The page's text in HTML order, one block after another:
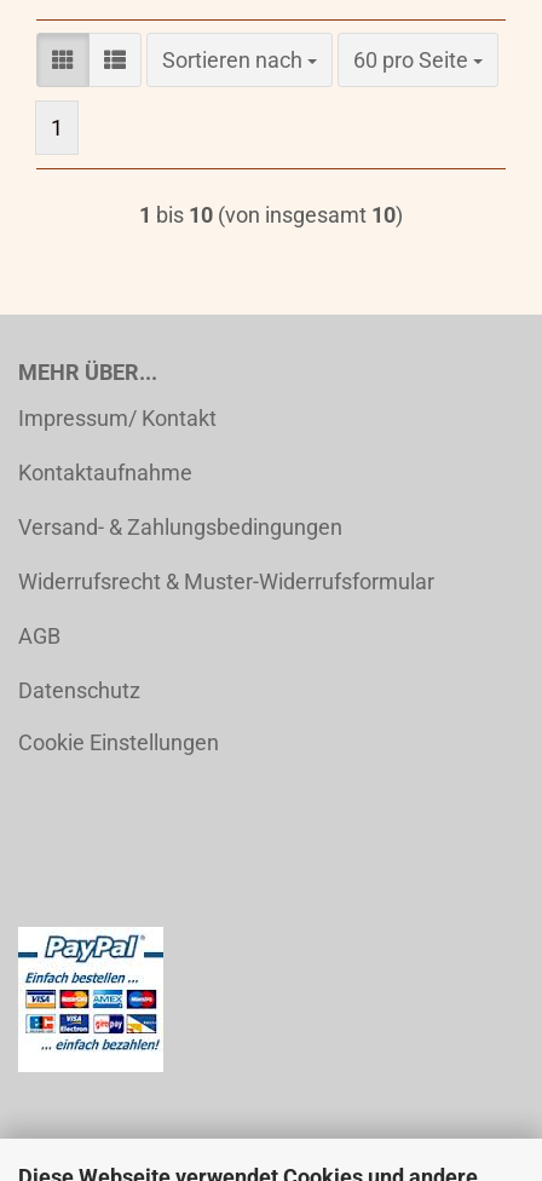
Sortieren nach
Sortieren nach 60 pro Seite
pro Seite
1
1 bis 10 (von insgesamt 10)
MEHR ÜBER...
Impressum/ Kontakt
Kontaktaufnahme
Versand- & Zahlungsbedingungen
Widerrufsrecht & Muster-Widerrufsformular
AGB
Datenschutz
Cookie Einstellungen